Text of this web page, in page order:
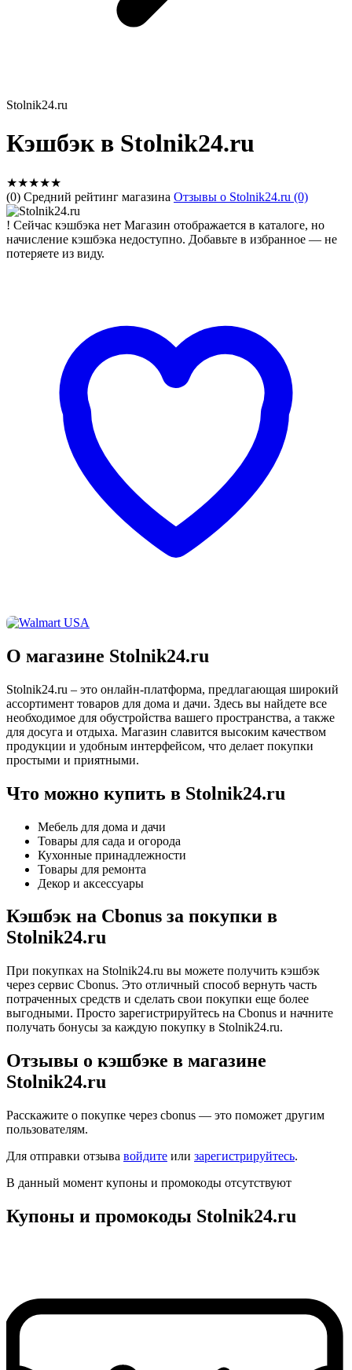
Stolnik24.ru
Кэшбэк в Stolnik24.ru
★★★★★
(0) Средний рейтинг магазина Отзывы о Stolnik24.ru (0)
! Сейчас кэшбэка нет Магазин отображается в каталоге, но
начисление кэшбэка недоступно. Добавьте в избранное — не
потеряете из виду.
О магазине Stolnik24.ru
Stolnik24.ru – это онлайн-платформа, предлагающая широкий
ассортимент товаров для дома и дачи. Здесь вы найдете все
необходимое для обустройства вашего пространства, а также
для досуга и отдыха. Магазин славится высоким качеством
продукции и удобным интерфейсом, что делает покупки
простыми и приятными.
Что можно купить в Stolnik24.ru
Мебель для дома и дачи
Товары для сада и огорода
Кухонные принадлежности
Товары для ремонта
Декор и аксессуары
Кэшбэк на Cbonus за покупки в
Stolnik24.ru
При покупках на Stolnik24.ru вы можете получить кэшбэк
через сервис Cbonus. Это отличный способ вернуть часть
потраченных средств и сделать свои покупки еще более
выгодными. Просто зарегистрируйтесь на Cbonus и начните
получать бонусы за каждую покупку в Stolnik24.ru.
Отзывы о кэшбэке в магазине
Stolnik24.ru
Расскажите о покупке через cbonus — это поможет другим
пользователям.
Для отправки отзыва войдите или зарегистрируйтесь.
В данный момент купоны и промокоды отсутствуют
Купоны и промокоды Stolnik24.ru